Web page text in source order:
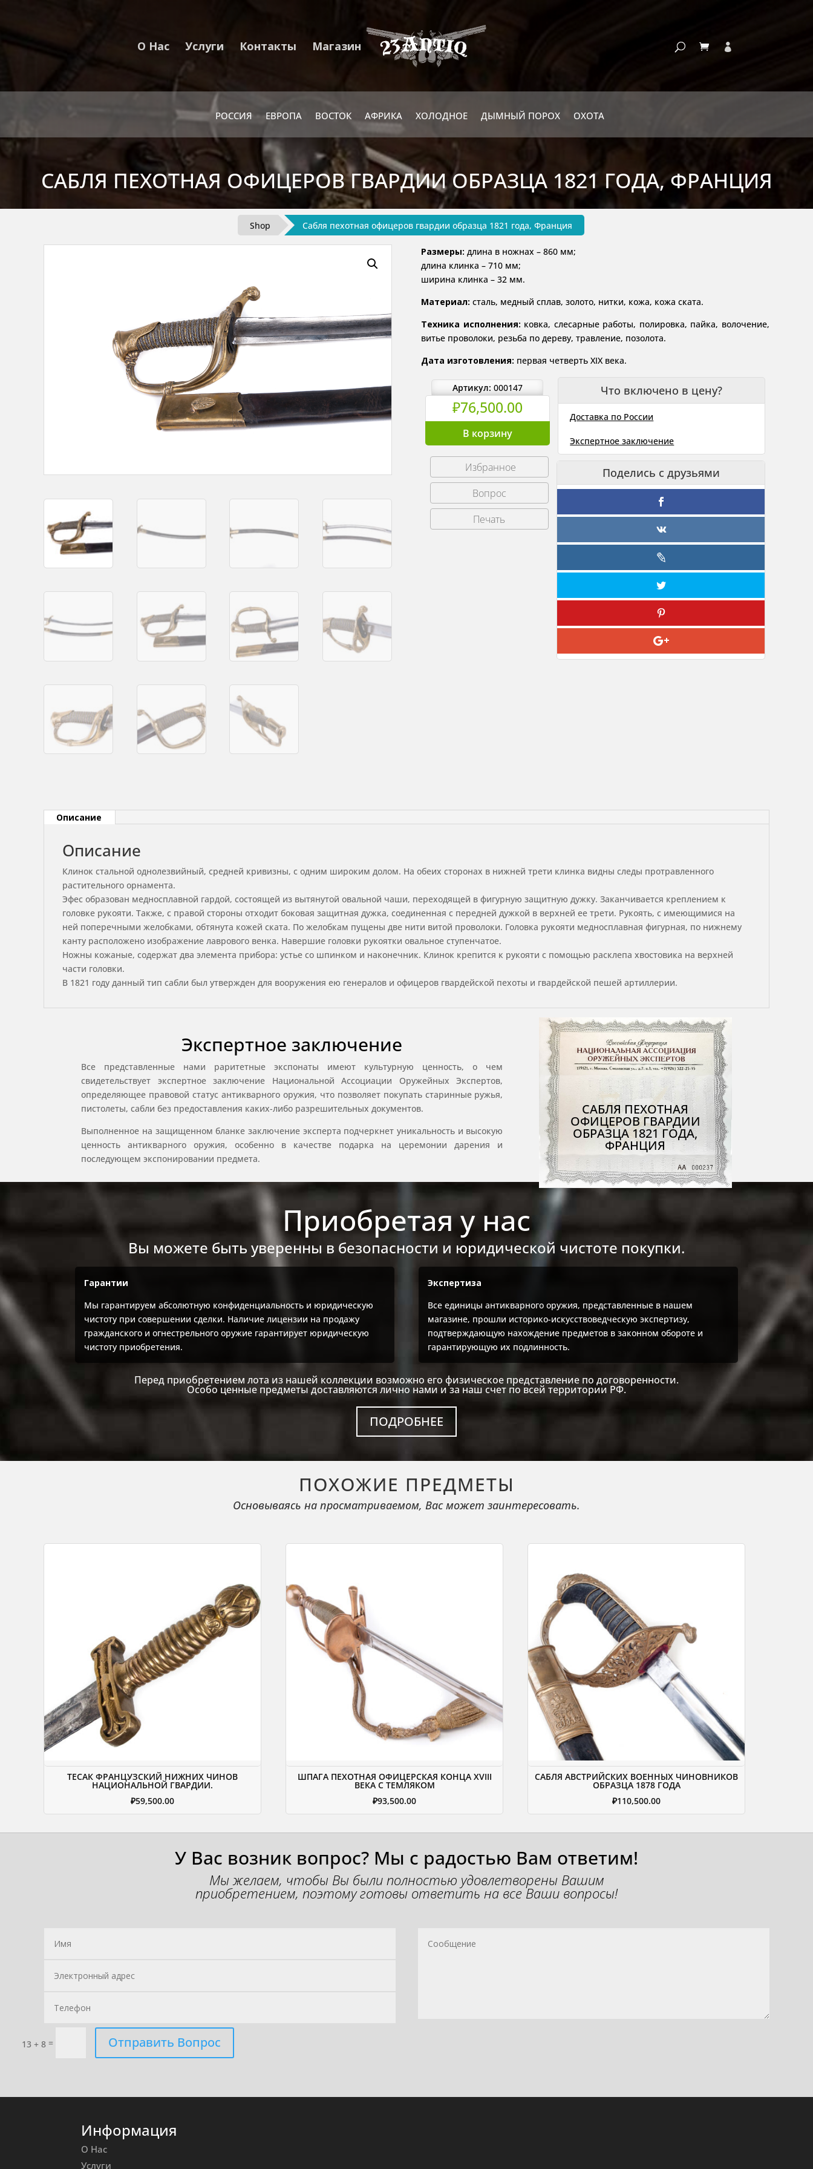
О Нас Услуги Контакты Магазин
РОССИЯ ЕВРОПА ВОСТОК АФРИКА ХОЛОДНОЕ ДЫМНЫЙ ПОРОХ ОХОТА
САБЛЯ ПЕХОТНАЯ ОФИЦЕРОВ ГВАРДИИ ОБРАЗЦА 1821 ГОДА, ФРАНЦИЯ
Shop Сабля пехотная офицеров гвардии образца 1821 года, Франция
Размеры: длина в ножнах – 860 мм;
длина клинка – 710 мм;
ширина клинка – 32 мм.
Материал: сталь, медный сплав, золото, нитки, кожа, кожа ската.
Техника исполнения: ковка, слесарные работы, полировка, пайка, волочение,
витье проволоки, резьба по дереву, травление, позолота.
Дата изготовления: первая четверть XIX века.
Артикул: 000147
₽76,500.00
Количество
товара
Сабля
офицеров
образца
1821
В корзину
Что включено в цену?
Доставка по России
Экспертное заключение
Избранное
Печать
Описание
Описание
Клинок стальной однолезвийный, средней кривизны, с одним широким долом. На обеих сторонах в нижней трети клинка видны следы протравленного
растительного орнамента.
Эфес образован медносплавной гардой, состоящей из вытянутой овальной чаши, переходящей в фигурную защитную дужку. Заканчивается креплением к
головке рукояти. Также, с правой стороны отходит боковая защитная дужка, соединенная с передней дужкой в верхней ее трети. Рукоять, с имеющимися на
ней поперечными желобками, обтянута кожей ската. По желобкам пущены две нити витой проволоки. Головка рукояти медносплавная фигурная, по нижнему
канту расположено изображение лаврового венка. Навершие головки рукоятки овальное ступенчатое.
Ножны кожаные, содержат два элемента прибора: устье со шпинком и наконечник. Клинок крепится к рукояти с помощью расклепа хвостовика на верхней
части головки.
В 1821 году данный тип сабли был утвержден для вооружения ею генералов и офицеров гвардейской пехоты и гвардейской пешей артиллерии.
Экспертное заключение
Все представленные нами раритетные экспонаты имеют культурную ценность, о чем
свидетельствует экспертное заключение Национальной Ассоциации Оружейных Экспертов,
определяющее правовой статус антикварного оружия, что позволяет покупать старинные ружья,
пистолеты, сабли без предоставления каких-либо разрешительных документов.
Выполненное на защищенном бланке заключение эксперта подчеркнет уникальность и высокую
ценность антикварного оружия, особенно в качестве подарка на церемонии дарения и
последующем экспонировании предмета.
САБЛЯ ПЕХОТНАЯ
ОФИЦЕРОВ ГВАРДИИ
ОБРАЗЦА 1821 ГОДА,
ФРАНЦИЯ
Приобретая у нас
Вы можете быть уверенны в безопасности и юридической чистоте покупки.
Гарантии
Мы гарантируем абсолютную конфиденциальность и юридическую
чистоту при совершении сделки. Наличие лицензии на продажу
гражданского и огнестрельного оружие гарантирует юридическую
чистоту приобретения.
Экспертиза
Все единицы антикварного оружия, представленные в нашем
магазине, прошли историко-искусствоведческую экспертизу,
подтверждающую нахождение предметов в законном обороте и
гарантирующую их подлинность.
Перед приобретением лота из нашей коллекции возможно его физическое представление по договоренности.
Особо ценные предметы доставляются лично нами и за наш счет по всей территории РФ.
ПОДРОБНЕЕ
ПОХОЖИЕ ПРЕДМЕТЫ
Основываясь на просматриваемом, Вас может заинтересовать.
ТЕСАК ФРАНЦУЗСКИЙ НИЖНИХ ЧИНОВ
НАЦИОНАЛЬНОЙ ГВАРДИИ.
₽59,500.00
ШПАГА ПЕХОТНАЯ ОФИЦЕРСКАЯ КОНЦА XVIII
ВЕКА С ТЕМЛЯКОМ
₽93,500.00
САБЛЯ АВСТРИЙСКИХ ВОЕННЫХ ЧИНОВНИКОВ
ОБРАЗЦА 1878 ГОДА
₽110,500.00
У Вас возник вопрос? Мы с радостью Вам ответим!
Мы желаем, чтобы Вы были полностью удовлетворены Вашим
приобретением, поэтому готовы ответить на все Ваши вопросы!
13 + 8 = Отправить Вопрос
Информация
О Нас
Услуги